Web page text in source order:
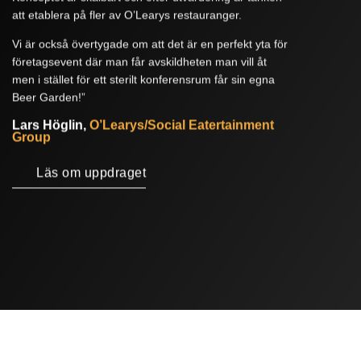
att etablera på fler av O’Learys restauranger.
Vi är också övertygade om att det är en perfekt yta för
företagsevent där man får avskildheten man vill åt
men i stället för ett sterilt konferensrum får sin egna
Beer Garden!”
Lars Höglin, O’Learys/Social Eatertainment
Group
Läs om uppdraget